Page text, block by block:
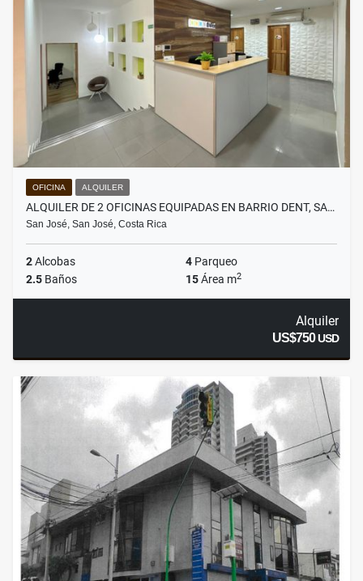
OFICINA ALQUILER
ALQUILER DE 2 OFICINAS EQUIPADAS EN BARRIO DENT, SA…
San José, San José, Costa Rica
2Alcobas 4 Parqueo
2.5 Baños 15Área m2
Alquiler
US$750USD